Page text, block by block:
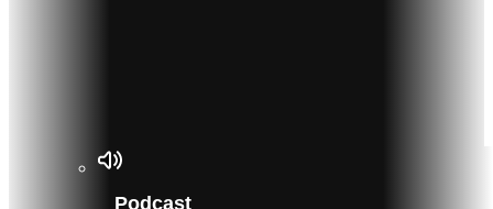
Podcast